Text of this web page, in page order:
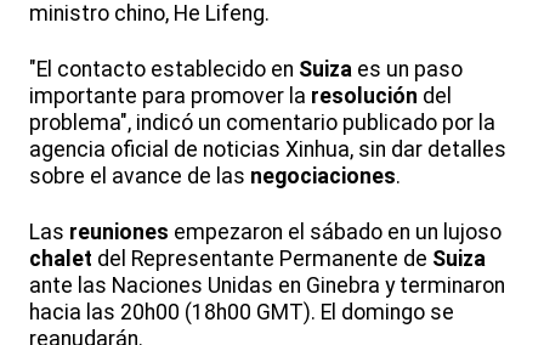
ministro chino, He Lifeng.
"El contacto establecido en Suiza es un paso
importante para promover la resolución del
problema", indicó un comentario publicado por la
agencia oficial de noticias Xinhua, sin dar detalles
sobre el avance de las negociaciones.
Las reuniones empezaron el sábado en un lujoso
chalet del Representante Permanente de Suiza
ante las Naciones Unidas en Ginebra y terminaron
hacia las 20h00 (18h00 GMT). El domingo se
reanudarán.